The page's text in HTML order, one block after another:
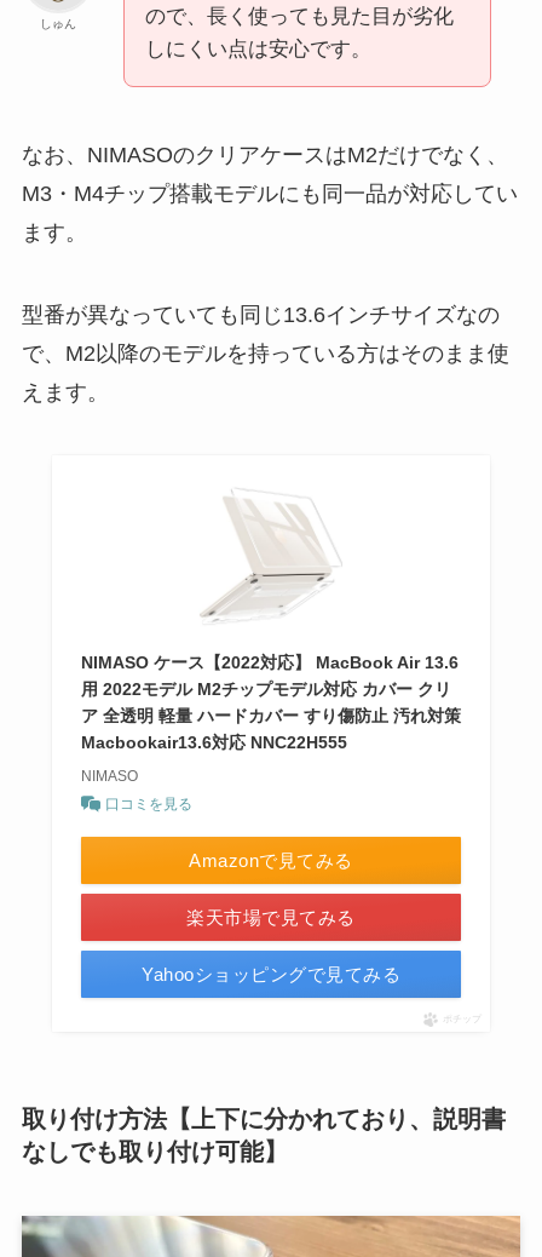
しゅん
ので、長く使っても見た目が劣化
しにくい点は安心です。
なお、NIMASOのクリアケースはM2だけでなく、
M3・M4チップ搭載モデルにも同一品が対応してい
ます。
型番が異なっていても同じ13.6インチサイズなの
で、M2以降のモデルを持っている方はそのまま使
えます。
NIMASO ケース【2022対応】 MacBook Air 13.6
用 2022モデル M2チップモデル対応 カバー クリ
ア 全透明 軽量 ハードカバー すり傷防止 汚れ対策
Macbookair13.6対応 NNC22H555
NIMASO
口コミを見る
Amazonで見てみる
楽天市場で見てみる
Yahooショッピングで見てみる
ポチップ
取り付け方法【上下に分かれており、説明書
なしでも取り付け可能】